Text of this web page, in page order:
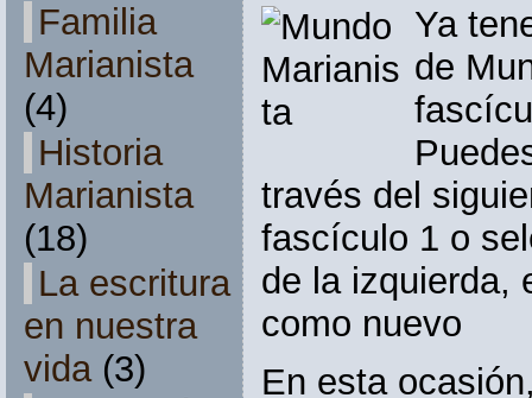
Familia
Marianista
(4)
Historia
Marianista
(18)
La escritura
en nuestra
vida(3)
Ya
de
través del
fascículo 1 o
de la izquierda,
como nuevo
En esta